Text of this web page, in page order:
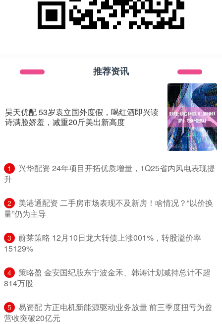
推荐资讯
昊天优配 53岁袁立国外度假，喝红酒即兴读
诗满脸娇羞，减重20斤美出新高度
1
​兴华配资 24年项目开拓优质增量，1Q25省内风电表现提
升
2
​美港通配资 二手房市场表现不及新房！啥情况？“以价换
量”仍为主导
3
​蔚莱策略 12月10日龙大转债上涨001%，转股溢价率
15129%
4
​策略盈 金安国纪股东宁波金禾、韩涛计划减持总计不超
814万股
5
​易资配 方正电机新能源驱动业务放量 前三季度扭亏为盈
营收突破20亿元